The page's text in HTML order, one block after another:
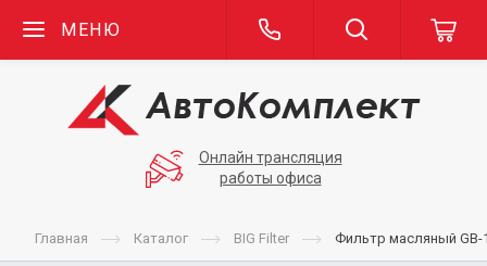
МЕНЮ
Онлайн трансляция
работы офиса
Главная Каталог BIG Filter Фильтр масляный GB-